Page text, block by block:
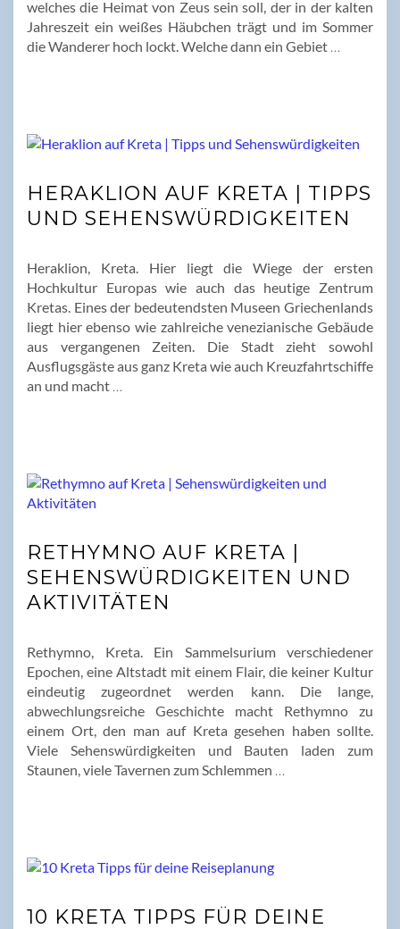
welches die Heimat von Zeus sein soll, der in der kalten
Jahreszeit ein weißes Häubchen trägt und im Sommer
die Wanderer hoch lockt. Welche dann ein Gebiet …
HERAKLION AUF KRETA | TIPPS
UND SEHENSWÜRDIGKEITEN
Heraklion, Kreta. Hier liegt die Wiege der ersten
Hochkultur Europas wie auch das heutige Zentrum
Kretas. Eines der bedeutendsten Museen Griechenlands
liegt hier ebenso wie zahlreiche venezianische Gebäude
aus vergangenen Zeiten. Die Stadt zieht sowohl
Ausflugsgäste aus ganz Kreta wie auch Kreuzfahrtschiffe
an und macht …
RETHYMNO AUF KRETA |
SEHENSWÜRDIGKEITEN UND
AKTIVITÄTEN
Rethymno, Kreta. Ein Sammelsurium verschiedener
Epochen, eine Altstadt mit einem Flair, die keiner Kultur
eindeutig zugeordnet werden kann. Die lange,
abwechlungsreiche Geschichte macht Rethymno zu
einem Ort, den man auf Kreta gesehen haben sollte.
Viele Sehenswürdigkeiten und Bauten laden zum
Staunen, viele Tavernen zum Schlemmen …
10 KRETA TIPPS FÜR DEINE